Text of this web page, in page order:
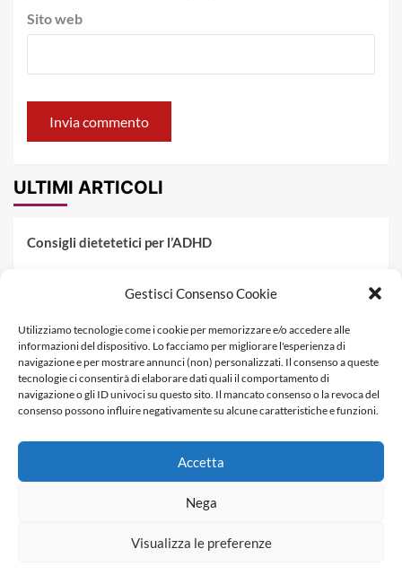
Gestisci Consenso Cookie
Utilizziamo tecnologie come i cookie per memorizzare e/o accedere alle
informazioni del dispositivo. Lo facciamo per migliorare l'esperienza di
navigazione e per mostrare annunci (non) personalizzati. Il consenso a queste
tecnologie ci consentirà di elaborare dati quali il comportamento di
navigazione o gli ID univoci su questo sito. Il mancato consenso o la revoca del
consenso possono influire negativamente su alcune caratteristiche e funzioni.
Accetta
Nega
Visualizza le preferenze
Sito web
ULTIMI ARTICOLI
Consigli dietetetici per l’ADHD
Fenilchetonuria
Dieta militare: come funziona, opinioni e schema tipo per
dimagrire in 3 giorni
Informativa Privacy
Copyright © Dietagratis.com è un sito di proprietà di